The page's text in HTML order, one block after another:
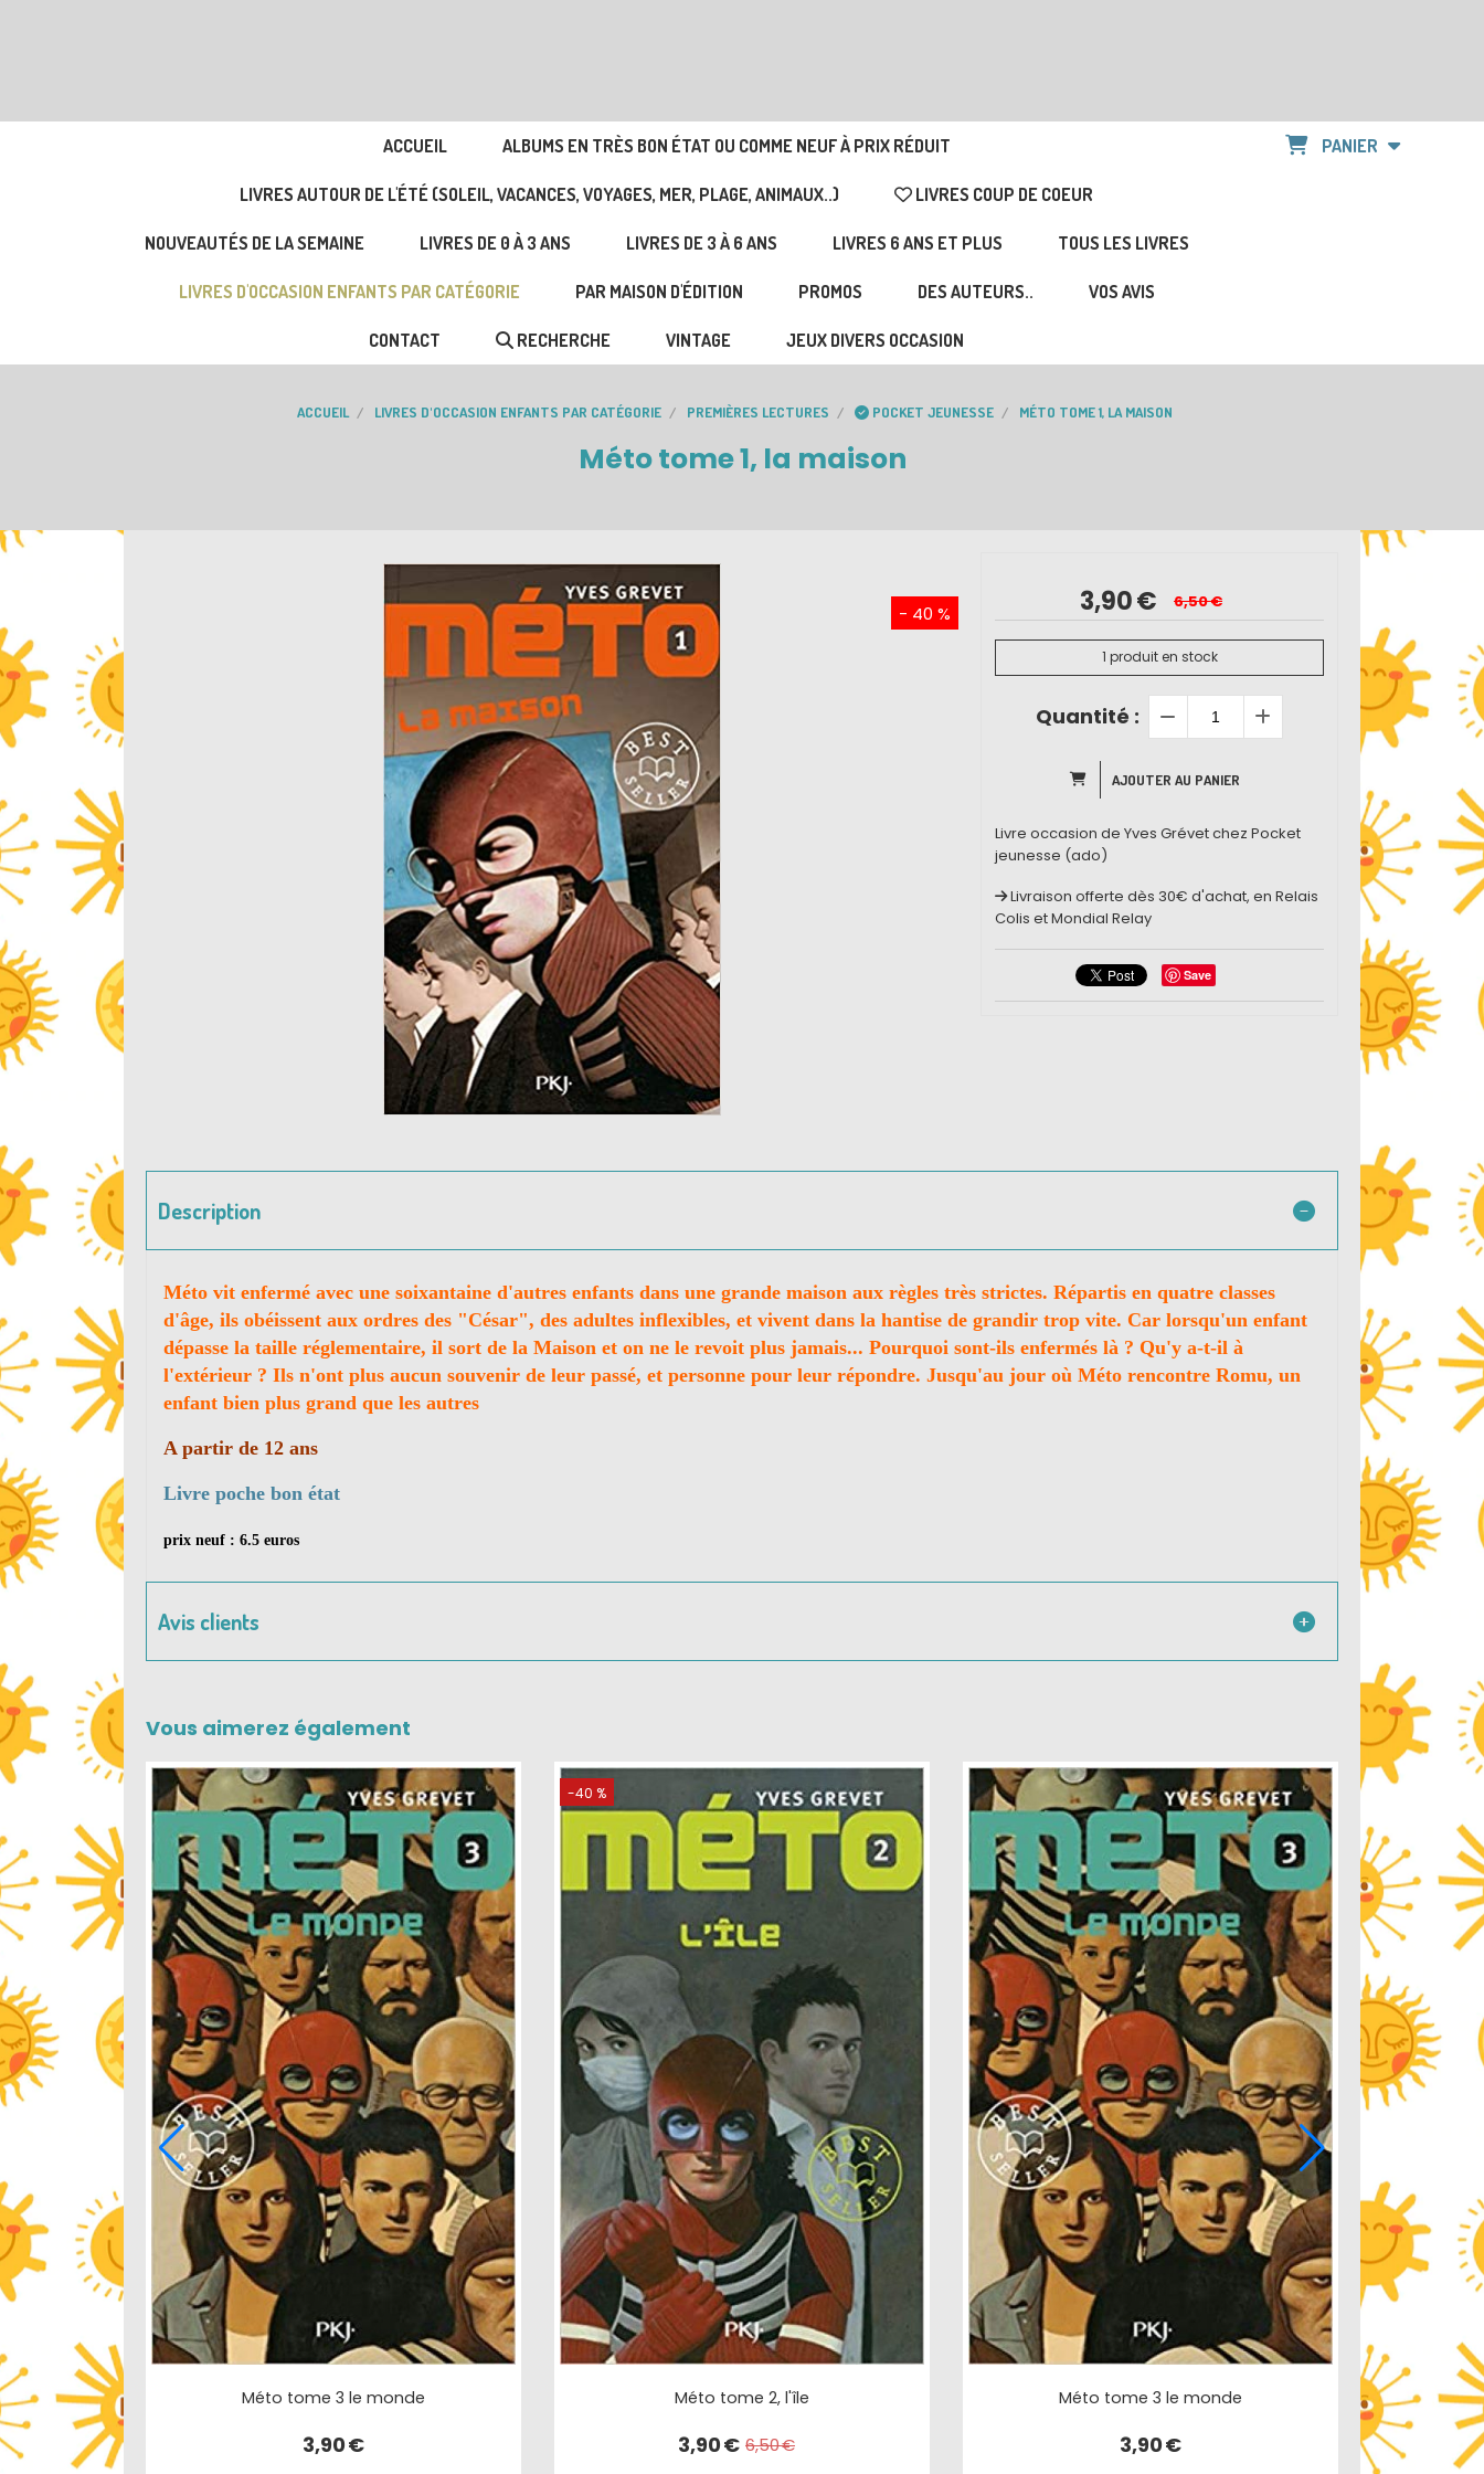
ACCUEIL ALBUMS EN TRÈS BON ÉTAT OU COMME NEUF À PRIX RÉDUIT
LIVRES AUTOUR DE L'ÉTÉ (SOLEIL, VACANCES, VOYAGES, MER, PLAGE, ANIMAUX..) LIVRES COUP DE COEUR
NOUVEAUTÉS DE LA SEMAINE LIVRES DE 0 À 3 ANS LIVRES DE 3 À 6 ANS LIVRES 6 ANS ET PLUS TOUS LES LIVRES
LIVRES D'OCCASION ENFANTS PAR CATÉGORIE PAR MAISON D'ÉDITION PROMOS DES AUTEURS.. VOS AVIS
CONTACT RECHERCHE VINTAGE JEUX DIVERS OCCASION
PANIER
ACCUEIL LIVRES D'OCCASION ENFANTS PAR CATÉGORIE PREMIÈRES LECTURES POCKET JEUNESSE MÉTO TOME 1, LA MAISON
Méto tome 1, la maison
- 40 % 3,90€ 6,50€
1 produit en stock
Quantité :
AJOUTER AU PANIER
Livre occasion de Yves Grévet chez Pocket
jeunesse (ado)
Livraison offerte dès 30€ d'achat, en Relais
Colis et Mondial Relay
Save
Description
Méto vit enfermé avec une soixantaine d'autres enfants dans une grande maison aux règles très strictes. Répartis en quatre classes
d'âge, ils obéissent aux ordres des "César", des adultes inflexibles, et vivent dans la hantise de grandir trop vite. Car lorsqu'un enfant
dépasse la taille réglementaire, il sort de la Maison et on ne le revoit plus jamais... Pourquoi sont-ils enfermés là ? Qu'y a-t-il à
l'extérieur ? Ils n'ont plus aucun souvenir de leur passé, et personne pour leur répondre. Jusqu'au jour où Méto rencontre Romu, un
enfant bien plus grand que les autres
A partir de 12 ans
Livre poche bon état
prix neuf : 6.5 euros
Avis clients
Vous aimerez également
Méto tome 3 le monde
3,90€
-40 %
Méto tome 2, l'île
3,90€ 6,50€
Méto tome 3 le monde
3,90€